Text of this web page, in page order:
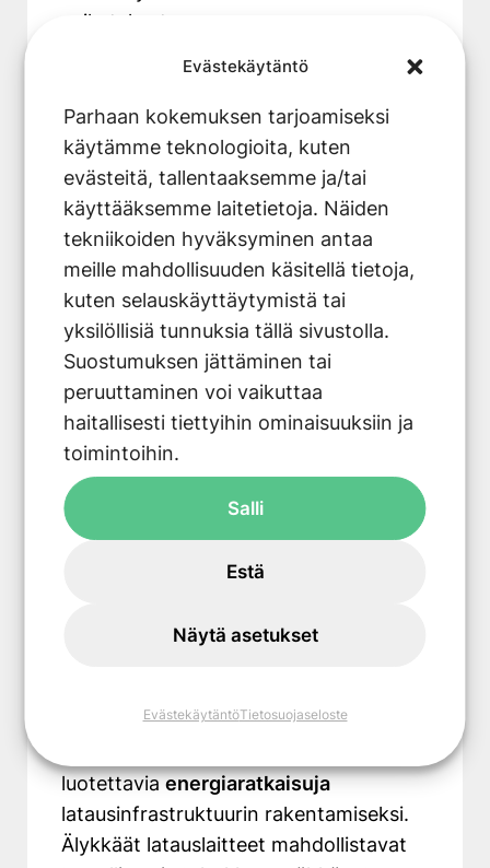
Evästekäytäntö
Parhaan kokemuksen tarjoamiseksi
käytämme teknologioita, kuten
evästeitä, tallentaaksemme ja/tai
käyttääksemme laitetietoja. Näiden
tekniikoiden hyväksyminen antaa
meille mahdollisuuden käsitellä tietoja,
kuten selauskäyttäytymistä tai
yksilöllisiä tunnuksia tällä sivustolla.
Suostumuksen jättäminen tai
peruuttaminen voi vaikuttaa
haitallisesti tiettyihin ominaisuuksiin ja
toimintoihin.
Salli
Estä
Näytä asetukset
EvästekäytäntöTietosuojaseloste
vaikutukset:
Pikalataus tuottaa enemmän
lämpöä, mikä voi kuluttaa akkua
nopeammin
Jatkuva pikalatauksen käyttö voi
lyhentää akun elinikää
Moderni akkuteknologia kestää
pikalatausta paremmin kuin
aiemmin
Energiakustannusten näkökulmasta
pikalataus on yleensä kalliimpaa kuin
kotona lataaminen. Julkisten
latausasemien hinnat vaihtelevat,
mutta ne ovat tyypillisesti korkeampia
kuin kotitalouden sähkötariffit.
Energiafiksu –
asiantuntijasi
Sähköautoilun yleistyessä yhä
luotettaviaenergiaratkaisuja
latausinfrastruktuurin rakentamiseksi.
Älykkäät latauslaitteet mahdollistavat